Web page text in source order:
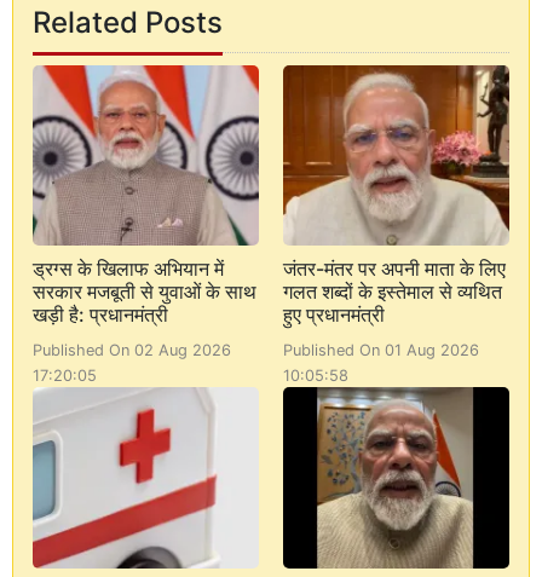
Related Posts
ड्रग्स के खिलाफ अभियान में
सरकार मजबूती से युवाओं के साथ
खड़ी है: प्रधानमंत्री
Published On 02 Aug 2026
17:20:05
जंतर-मंतर पर अपनी माता के लिए
गलत शब्दों के इस्तेमाल से व्यथित
हुए प्रधानमंत्री
Published On 01 Aug 2026
10:05:58